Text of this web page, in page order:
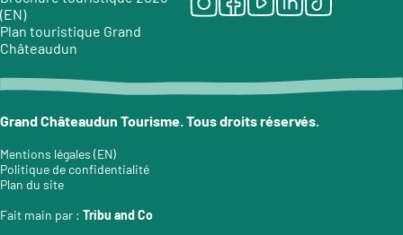
(EN)
Plan touristique Grand
Châteaudun
Grand Châteaudun Tourisme. Tous droits réservés.
Mentions légales (EN)
Politique de confidentialité
Plan du site
Fait main par : Tribu and Co